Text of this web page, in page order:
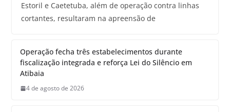
Estoril e Caetetuba, além de operação contra linhas
cortantes, resultaram na apreensão de
Operação fecha três estabelecimentos durante
fiscalização integrada e reforça Lei do Silêncio em
Atibaia
4 de agosto de 2026